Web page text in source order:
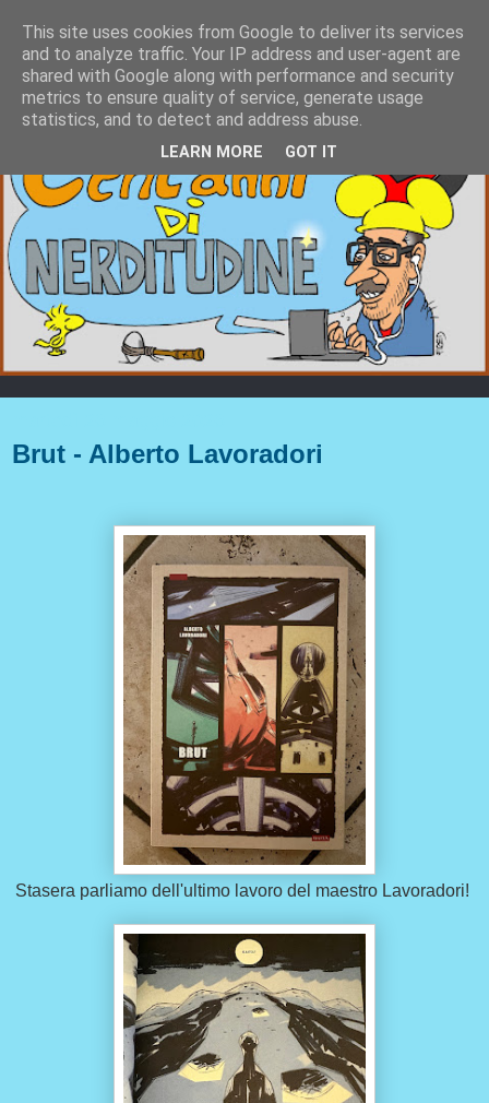
Brut - Alberto Lavoradori
Stasera parliamo dell'ultimo lavoro del maestro Lavoradori!
This site uses cookies from Google to deliver its services
and to analyze traffic. Your IP address and user-agent are
shared with Google along with performance and security
metrics to ensure quality of service, generate usage
statistics, and to detect and address abuse.
LEARN MORE GOT IT